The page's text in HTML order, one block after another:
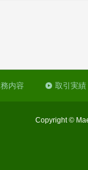
内容 取引実績
Copyright ©